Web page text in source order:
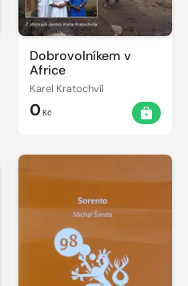
Dobrovolníkem v
Africe
Karel Kratochvíl
0Kč